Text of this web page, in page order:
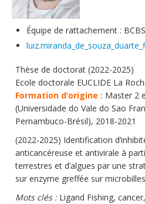
Science pour tou·te·s
Actualités
Équipe de rattachement : BCBS
Thèse de doctorat (2022-2025)
Ecole doctorale EUCLIDE La
Formation d’origine : Master 2
(Universidade do Vale do Sao
Pernambuco-Brésil), 2018-2021
(2022-2025) Identification
anticancéreuse et antivirale à
terrestres et d’algues par une
sur enzyme greffée sur
Mots clés :Ligand Fishing,